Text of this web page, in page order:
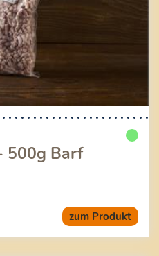
500g Barf
zum Produkt